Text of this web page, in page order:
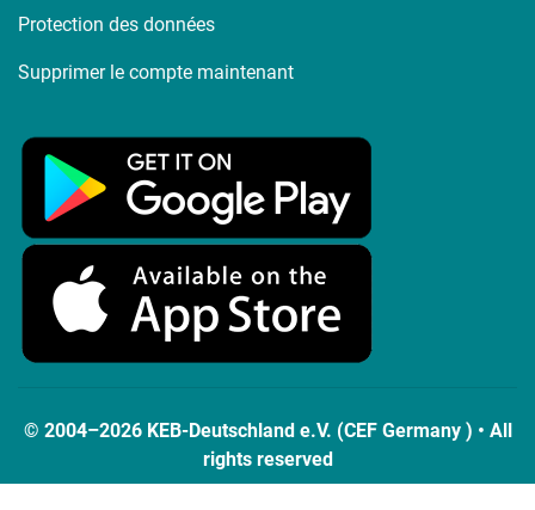
Protection des données
Supprimer le compte maintenant
© 2004–2026 KEB-Deutschland e.V. (CEF Germany ) • All
rights reserved